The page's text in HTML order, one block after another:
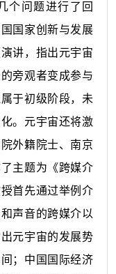
个问题进行了回
国家创新与发展
讲，指出元宇宙
旁观者变成参与
于初级阶段，未
。元宇宙还将激
外籍院士、南京
主题为《跨媒介
首先通过举例介
声音的跨媒介以
元宇宙的发展势
；中国国际经济